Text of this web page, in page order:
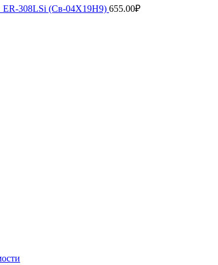
ER-308LSi (Св-04Х19Н9) 655.00₽